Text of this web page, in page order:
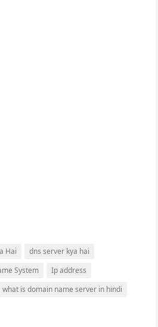
Hai
dns server kya hai
System
Ip address
what is domain name server in hindi